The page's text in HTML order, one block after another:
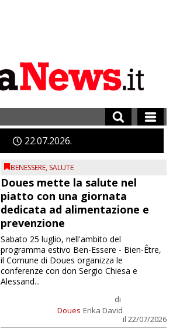
2207 2026
BENESSERE, SALUTE
Doues mette la salute nel
piatto con una giornata
dedicata ad alimentazione e
prevenzione
Doues
di
Erika David
il 22/07/2026
Sabato 25 luglio, nell'ambito del
programma estivo Ben-Essere - Bien-Être,
il Comune di Doues organizza le
conferenze con don Sergio Chiesa e
Alessand...